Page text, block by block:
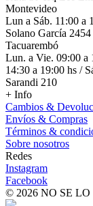
Montevideo
Lun a Sáb. 11:00 a
Solano García 2454
Tacuarembó
Lun. a Vie. 09:00 a
14:30 a 19:00 hs /
Sarandi 210
+ Info
Cambios &
Envíos & Compras
Términos &
Sobre nosotros
Redes
Instagram
Facebook
© 2026 NO SE